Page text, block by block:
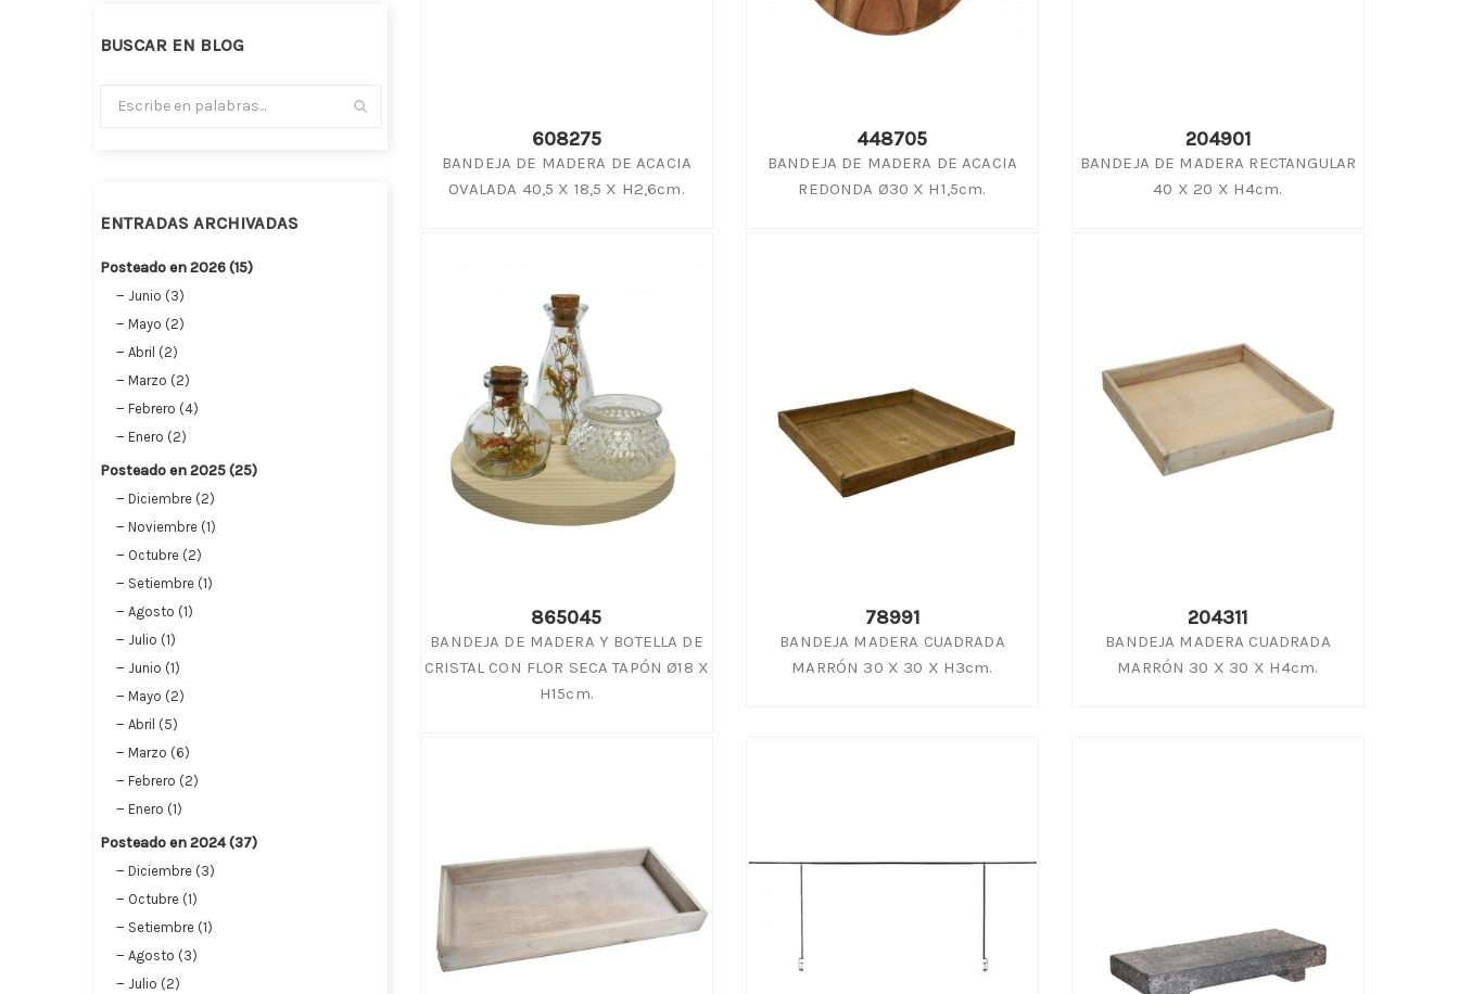
BUSCAR EN BLOG
ENTRADAS ARCHIVADAS
Posteado en 2026 (15)
Junio (3)
Mayo (2)
Abril (2)
Marzo (2)
Febrero (4)
Enero (2)
Posteado en 2025 (25)
Diciembre (2)
Noviembre (1)
Octubre (2)
Setiembre (1)
Agosto (1)
Julio (1)
Junio (1)
Mayo (2)
Abril (5)
Marzo (6)
Febrero (2)
Enero (1)
Posteado en 2024 (37)
Diciembre (3)
Octubre (1)
Setiembre (1)
Agosto (3)
Julio (2)
608275
BANDEJA DE MADERA DE ACACIA
OVALADA 40,5 X 18,5 X H2,6cm.
448705
BANDEJA DE MADERA DE ACACIA
REDONDA Ø30 X H1,5cm.
204901
BANDEJA DE MADERA RECTANGULAR
40 X 20 X H4cm.
865045
BANDEJA DE MADERA Y BOTELLA DE
CRISTAL CON FLOR SECA TAPÓN Ø18 X
H15cm.
78991
BANDEJA MADERA CUADRADA
MARRÓN 30 X 30 X H3cm.
204311
BANDEJA MADERA CUADRADA
MARRÓN 30 X 30 X H4cm.